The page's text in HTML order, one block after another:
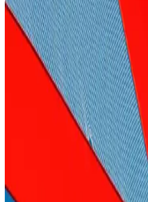
Kozmetik Kapsüller Demir
Sağlığını Güçlendiren
Demir ve vitamin içeren kozmetik
kullanım kolaylığı sağlar ve
ve etkili cilt bakımı sunar.
Göz Altı Bakım Ürünleri
Göz altı bakım ürünleri, cilt tipine
seçildiğinde etkili olur. Nemlendirme
özellikleriyle bölgeyi genç tutar.
Saç Güçlendirme ve Sağlık
Yöntemler ve Etkili Bakım